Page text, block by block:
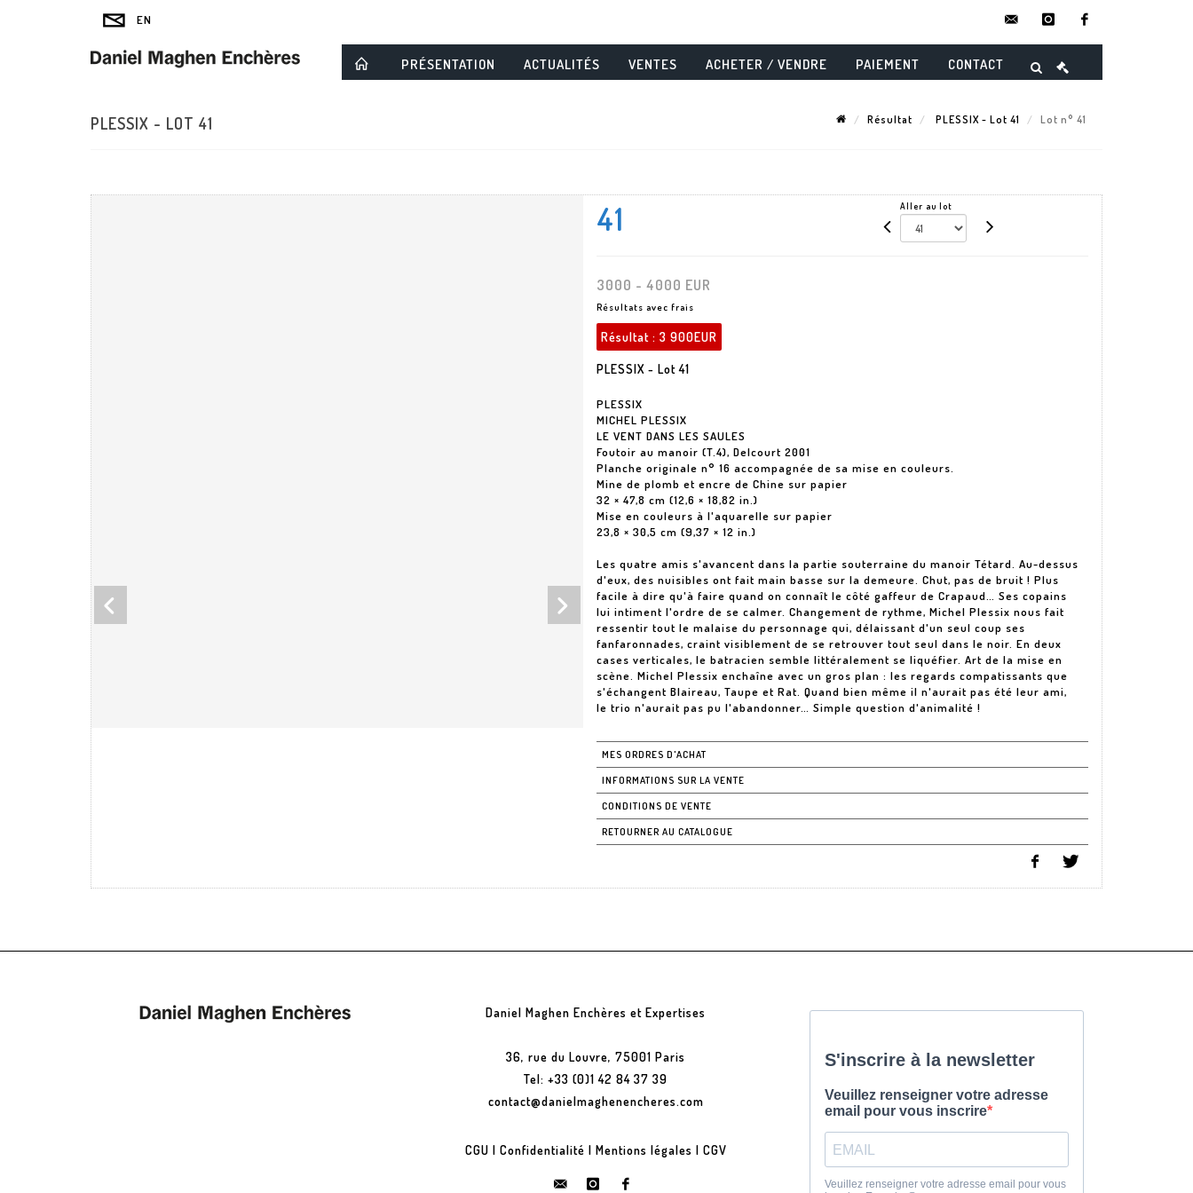
instagram
PRÉSENTATION ACTUALITÉS VENTES ACHETER / VENDRE PAIEMENT CONTACT
PLESSIX - LOT 41 Résultat PLESSIX - Lot 41 Lot n° 41
41 Aller au lot
3000 - 4000 EUR
Résultats avec frais
Résultat : 3 900EUR
PLESSIX - Lot 41
PLESSIX
MICHEL PLESSIX
LE VENT DANS LES SAULES
Foutoir au manoir (T.4), Delcourt 2001
Planche originale n° 16 accompagnée de sa mise en couleurs.
Mine de plomb et encre de Chine sur papier
32 × 47,8 cm (12,6 × 18,82 in.)
Mise en couleurs à l'aquarelle sur papier
23,8 × 30,5 cm (9,37 × 12 in.)
Les quatre amis s'avancent dans la partie souterraine du manoir Tétard. Au-dessus
d'eux, des nuisibles ont fait main basse sur la demeure. Chut, pas de bruit ! Plus
facile à dire qu'à faire quand on connaît le côté gaffeur de Crapaud… Ses copains
lui intiment l'ordre de se calmer. Changement de rythme, Michel Plessix nous fait
ressentir tout le malaise du personnage qui, délaissant d'un seul coup ses
fanfaronnades, craint visiblement de se retrouver tout seul dans le noir. En deux
cases verticales, le batracien semble littéralement se liquéfier. Art de la mise en
scène. Michel Plessix enchaîne avec un gros plan : les regards compatissants que
s'échangent Blaireau, Taupe et Rat. Quand bien même il n'aurait pas été leur ami,
le trio n'aurait pas pu l'abandonner… Simple question d'animalité !
MES ORDRES D'ACHAT
INFORMATIONS SUR LA VENTE
CONDITIONS DE VENTE
RETOURNER AU CATALOGUE
Daniel Maghen Enchères et Expertises
36, rue du Louvre, 75001 Paris
Tel: +33 (0)1 42 84 37 39
contact@danielmaghenencheres.com
CGU | Confidentialité | Mentions légales | CGV